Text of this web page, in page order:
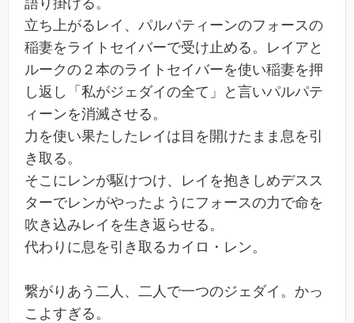
語り掛ける。
立ち上がるレイ、パルパティーンのフォースの
稲妻をライトセイバーで受け止める。レイアと
ルークの２本のライトセイバーを使い稲妻を押
し返し「私がジェダイの全て」と言いパルパテ
ィーンを消滅させる。
力を使い果たしたレイは目を開けたまま息を引
き取る。
そこにレンが駆けつけ、レイを抱きしめデスス
ターでレンがやったようにフォースの力で命を
吹き込みレイを生き返らせる。
代わりに息を引き取るカイロ・レン。
繋がりあう二人、二人で一つのジェダイ。かっ
こよすぎる。